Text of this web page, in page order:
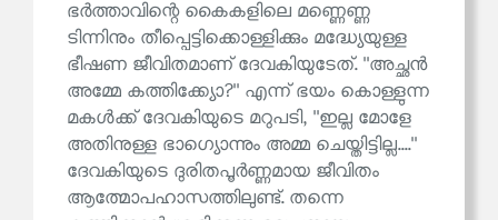
ഭർത്താവിന്റെ കൈകളിലെ മണ്ണെണ്ണ
ടിന്നിനും തീപ്പെട്ടിക്കൊള്ളിക്കും മദ്ധ്യേയുള്ള
ഭീഷണ ജീവിതമാണ് ദേവകിയുടേത്. ''അച്ഛൻ
അമ്മേ കത്തിക്ക്യോ?'' എന്ന് ഭയം കൊള്ളുന്ന
മകൾക്ക് ദേവകിയുടെ മറുപടി, ''ഇല്ല മോളേ
അതിനുള്ള ഭാഗ്യൊന്നും അമ്മ ചെയ്തിട്ടില്ല....''
ദേവകിയുടെ ദുരിതപൂർണ്ണമായ ജീവിതം
ആത്മോപഹാസത്തിലുണ്ട്. തന്നെ